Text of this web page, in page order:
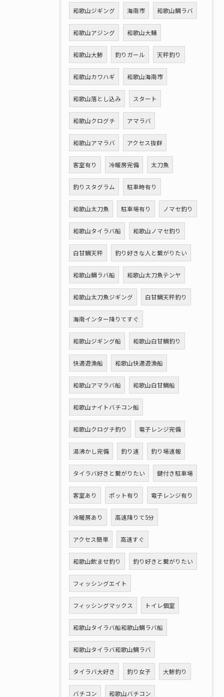
和歌山ジギング 海南市 和歌山鯛ラバ
和歌山アジング 和歌山大鯖
和歌山大鯵 釣りガール 天秤釣り
和歌山カワハギ 和歌山海南市
和歌山落とし込み スタート
和歌山クログチ アマラバ
和歌山アマラバ アクセス抜群
客室有り 冷暖房完備 太刀魚
釣りスタグラム 駐車時有り
和歌山太刀魚 駐車場有り ノマセ釣り
和歌山タイラバ船 和歌山ノマセ釣り
白甘鯛天秤 釣り好きな人と繋がりたい
和歌山鯛ラバ船 和歌山太刀魚テンヤ
和歌山太刀魚ジギング 白甘鯛天秤釣り
海南インター降りてすぐ
和歌山ジギング船 和歌山白甘鯛釣り
快適遊漁船 和歌山快適遊漁船
和歌山アマラバ船 和歌山白甘鯛船
和歌山ナイトバチコン船
和歌山クログチ釣り 電子レンジ完備
湯沸かし完備 釣り速 釣り場速報
タイラバ好きと繋がりたい 鍵付き駐車場
客室あり ポット有り 電子レンジ有り
冷暖房あり 高速降りて5分
アクセス簡単 高速すぐ
和歌山飲ませ釣り 釣り好きと繋がりたい
フィッシングエイト
フィッシングマックス トイレ個室
和歌山タイラバ船和歌山鯛ラバ船
和歌山タイラバ和歌山鯛ラバ
タイラバ大好き 釣り女子 大鯵釣り
バチコン 和歌山バチコン